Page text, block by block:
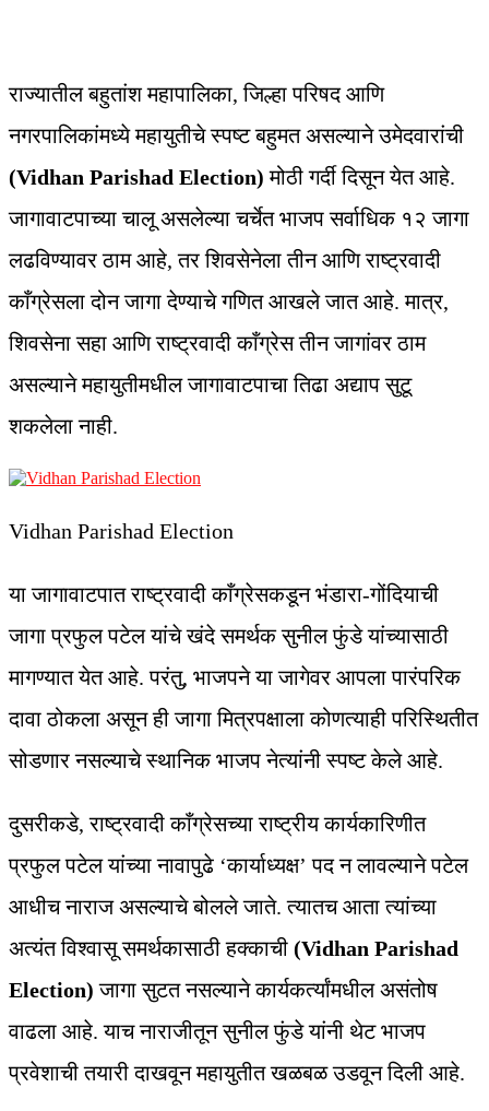
राज्यातील बहुतांश महापालिका, जिल्हा परिषद आणि
नगरपालिकांमध्ये महायुतीचे स्पष्ट बहुमत असल्याने उमेदवारांची
(Vidhan Parishad Election) मोठी गर्दी दिसून येत आहे.
जागावाटपाच्या चालू असलेल्या चर्चेत भाजप सर्वाधिक १२ जागा
लढविण्यावर ठाम आहे, तर शिवसेनेला तीन आणि राष्ट्रवादी
काँग्रेसला दोन जागा देण्याचे गणित आखले जात आहे. मात्र,
शिवसेना सहा आणि राष्ट्रवादी काँग्रेस तीन जागांवर ठाम
असल्याने महायुतीमधील जागावाटपाचा तिढा अद्याप सुटू
शकलेला नाही.
Vidhan Parishad Election
या जागावाटपात राष्ट्रवादी काँग्रेसकडून भंडारा-गोंदियाची
जागा प्रफुल पटेल यांचे खंदे समर्थक सुनील फुंडे यांच्यासाठी
मागण्यात येत आहे. परंतु, भाजपने या जागेवर आपला पारंपरिक
दावा ठोकला असून ही जागा मित्रपक्षाला कोणत्याही परिस्थितीत
सोडणार नसल्याचे स्थानिक भाजप नेत्यांनी स्पष्ट केले आहे.
दुसरीकडे, राष्ट्रवादी काँग्रेसच्या राष्ट्रीय कार्यकारिणीत
प्रफुल पटेल यांच्या नावापुढे ‘कार्याध्यक्ष’ पद न लावल्याने पटेल
आधीच नाराज असल्याचे बोलले जाते. त्यातच आता त्यांच्या
अत्यंत विश्वासू समर्थकासाठी हक्काची (Vidhan Parishad
Election) जागा सुटत नसल्याने कार्यकर्त्यांमधील असंतोष
वाढला आहे. याच नाराजीतून सुनील फुंडे यांनी थेट भाजप
प्रवेशाची तयारी दाखवून महायुतीत खळबळ उडवून दिली आहे.